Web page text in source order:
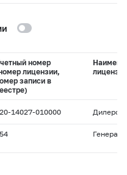
номер
лицензии,
записи в
лицензии
14027-010000